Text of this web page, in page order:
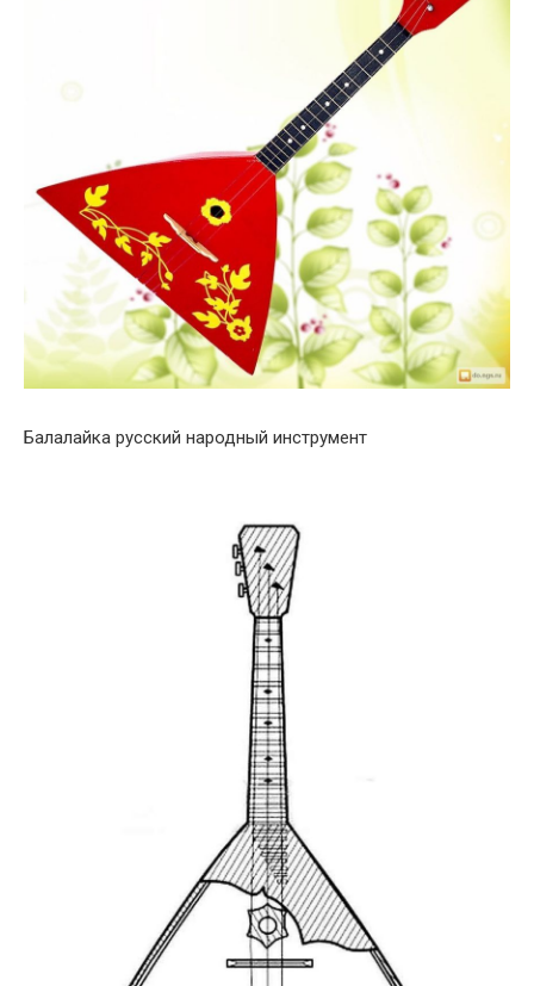
Балалайка русский народный инструмент